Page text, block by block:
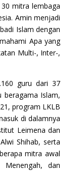
mitra lembaga
Amin menjadi
Islam dengan
Apa yang
Multi-, Inter-,
guru dari 37
beragama Islam,
program LKLB
di dalamnya
Leimena dan
Shihab, serta
mitra awal
dan